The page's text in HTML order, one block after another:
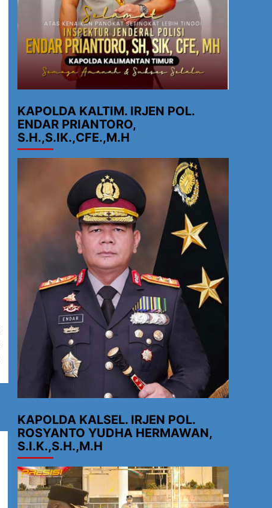
KAPOLDA KALTIM. IRJEN POL.
ENDAR PRIANTORO,
S.H.,S.IK.,CFE.,M.H
KAPOLDA KALSEL. IRJEN POL.
ROSYANTO YUDHA HERMAWAN,
S.I.K.,S.H.,M.H